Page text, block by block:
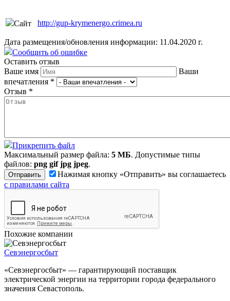
Сайт http://gup-krymenergo.crimea.ru
Дата размещения/обновления информации: 11.04.2020 г.
Сообщить об ошибке
Оставить отзыв
Ваше имя
Ваши
впечатления *
Отзыв *
Прикрепить файл
Максимальный размер файла: 5 МБ. Допустимые типы
файлов: png gif jpg jpeg.
Нажимая кнопку «Отправить» вы соглашаетесь
с правилами сайта
Похожие компании
Севэнергосбыт
«Севэнергосбыт» — гарантирующий поставщик
электрической энергии на территории города федерального
значения Севастополь.